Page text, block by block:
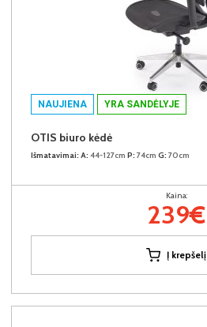
NAUJIENA YRA SANDĖLYJE
OTIS biuro kėdė
Išmatavimai: A: 44-127cm P: 74cm G: 70cm
Kaina:
239€
Į krepšelį